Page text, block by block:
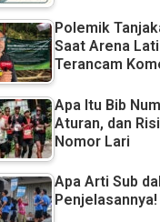
Polemik
Saat Arena
Terancam
Apa Itu Bib
Aturan, dan
Nomor Lari
Apa Arti Sub
Penjelasannya!